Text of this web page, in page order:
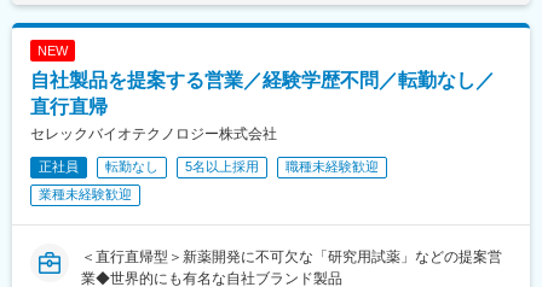
なっていきます。
■創業以来奈良県で20年以上に渡って再生医療を研究・開発を
受託サービスを行ってきましたが、国内外からのニーズ増加に伴
い事業拡大を進めています。
NEW
自社製品を提案する営業／経験学歴不問／転勤なし／
直行直帰
セレックバイオテクノロジー株式会社
正社員 転勤なし 5名以上採用
職種未経験歓迎
業種未経験歓迎
＜直行直帰型＞新薬開発に不可欠な「研究用試薬」などの提案営
業◆世界的にも有名な自社ブランド製品